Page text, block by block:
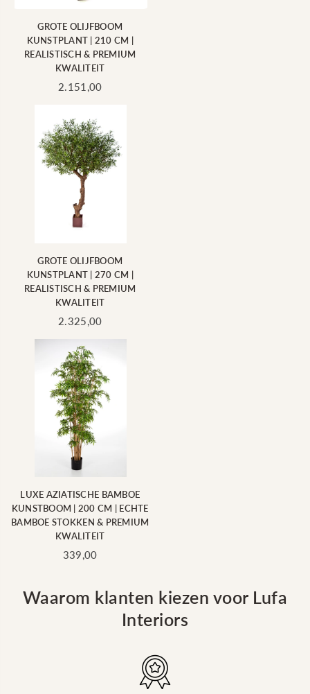
GROTE OLIJFBOOM
KUNSTPLANT | 210 CM |
REALISTISCH & PREMIUM
KWALITEIT
Standaard
2.151,00
GROTE OLIJFBOOM
KUNSTPLANT | 270 CM |
REALISTISCH & PREMIUM
KWALITEIT
Standaard
2.325,00
LUXE AZIATISCHE BAMBOE
KUNSTBOOM | 200 CM | ECHTE
BAMBOE STOKKEN & PREMIUM
KWALITEIT
Standaard
339,00
Waarom klanten kiezen voor Lufa
Interiors